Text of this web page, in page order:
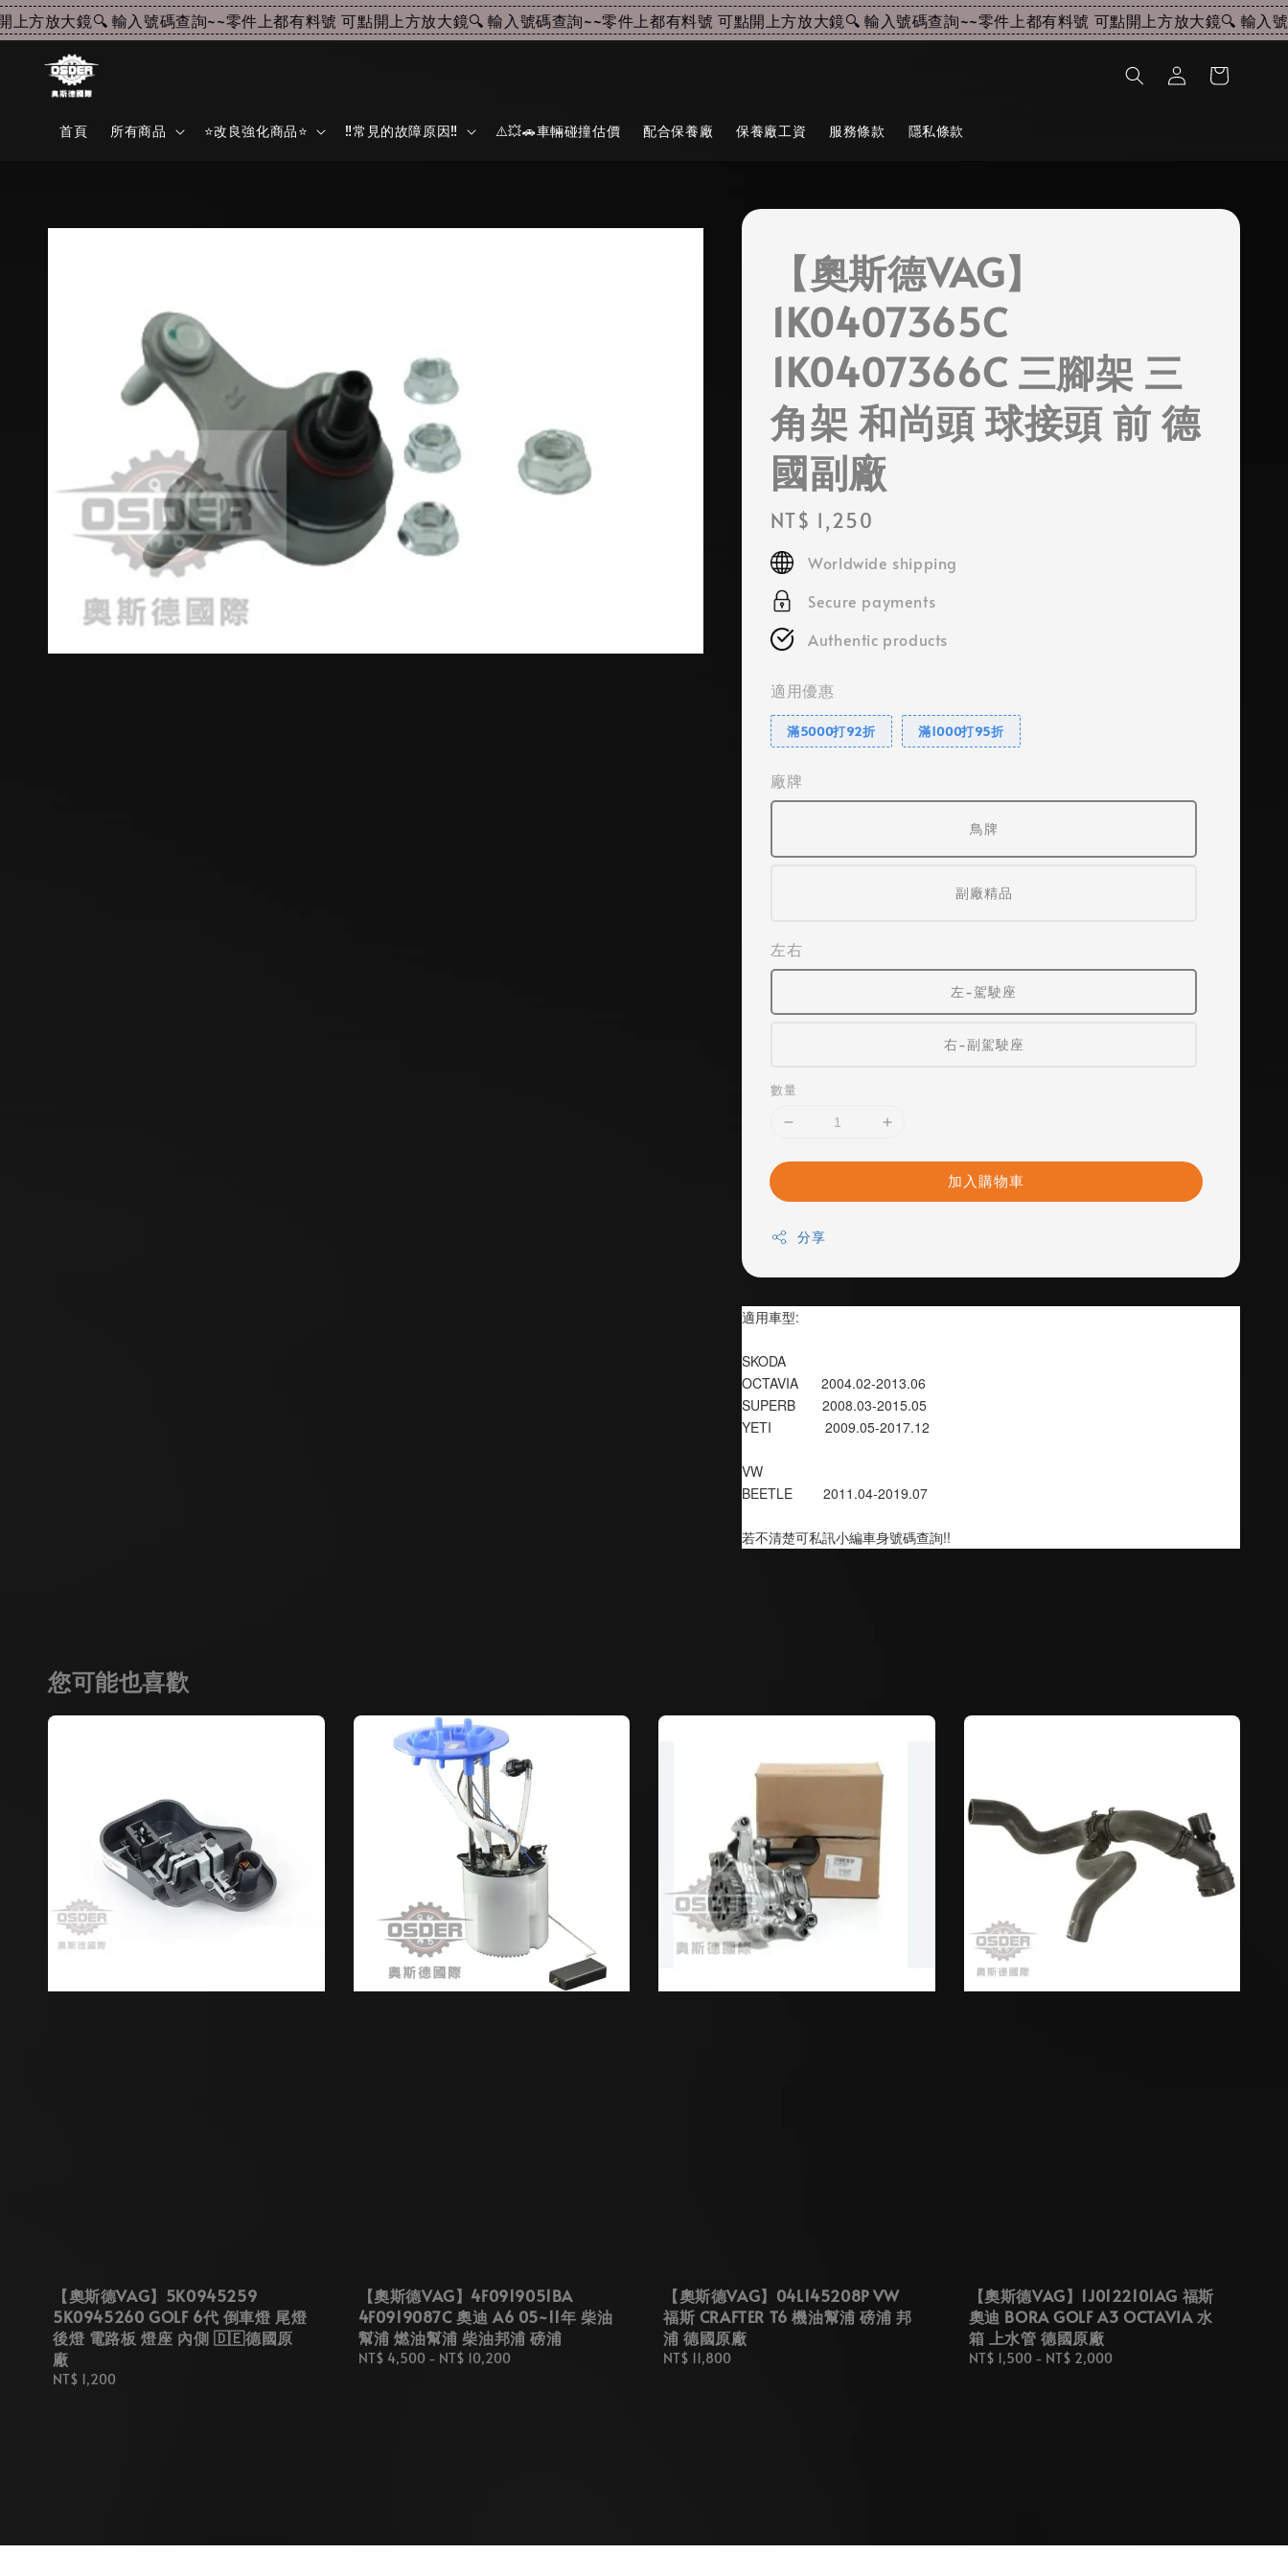
方放大鏡🔍 輸入號碼查詢~~零件上都有料號 可點開上方放大鏡🔍 輸入號碼查詢~~零件上都有料號 可點開上方放大鏡🔍 輸入號碼查詢~~零件上都有料號 可點開上方放大鏡🔍 輸入號
首頁 所有商品 ⭐改良強化商品⭐ ‼️常見的故障原因‼️ ⚠️💥🚗車輛碰撞估價 配合保養廠 保養廠工資 服務條款 隱私條款
【奧斯德VAG】
1K0407365C
1K0407366C 三腳架 三
角架 和尚頭 球接頭 前 德
國副廠
Regular
price
NT$ 1,250
Worldwide shipping
Secure payments
Authentic products
適用優惠
滿5000打92折 滿1000打95折
廠牌
鳥牌
副廠精品
左右
左-駕駛座
右-副駕駛座
數量
加入購物車
分享
適用車型:
SKODA
OCTAVIA      2004.02-2013.06
SUPERB       2008.03-2015.05
YETI              2009.05-2017.12
VW
BEETLE        2011.04-2019.07
若不清楚可私訊小編車身號碼查詢!!
您可能也喜歡
【奧斯德VAG】5K0945259
5K0945260 GOLF 6代 倒車燈 尾燈
後燈 電路板 燈座 內側 🇩🇪德國原
廠
Regular
NT$ 1,200
【奧斯德VAG】4F0919051BA
4F0919087C 奧迪 A6 05~11年 柴油
幫浦 燃油幫浦 柴油邦浦 磅浦
Regular
NT$ 4,500- NT$ 10,200
【奧斯德VAG】04L145208P VW
福斯 CRAFTER T6 機油幫浦 磅浦 邦
浦 德國原廠
Regular
NT$ 11,800
【奧斯德VAG】1J0122101AG 福斯
奧迪 BORA GOLF A3 OCTAVIA 水
箱 上水管 德國原廠
Regular
NT$ 1,500- NT$ 2,000